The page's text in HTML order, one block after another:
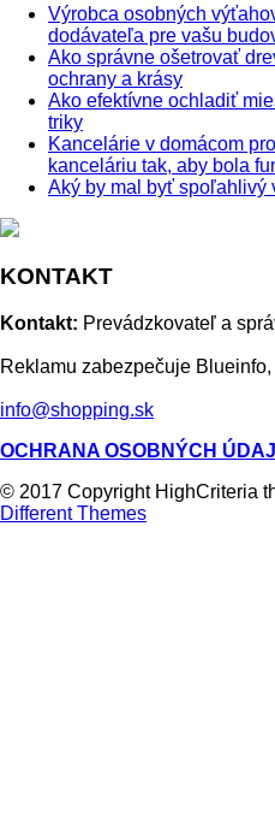
Výrobca osobných
dodávateľa pre vašu
Ako správne ošetrovať
ochrany a krásy
Ako efektívne ochladiť
triky
Kancelárie v domácom
kanceláriu tak, aby bola
Aký by mal byť spoľahlivý
KONTAKT
Kontakt: Prevádzkovateľ a
Reklamu zabezpečuje Blueinfo,
info@shopping.sk
OCHRANA OSOBNÝCH
© 2017 Copyright HighCriteria
Different Themes